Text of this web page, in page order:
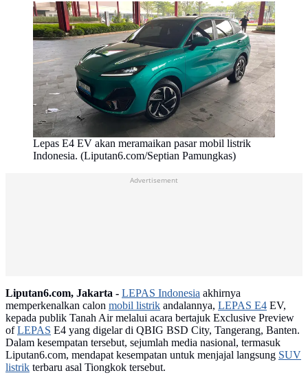
Lepas E4 EV akan meramaikan pasar mobil listrik
Indonesia. (Liputan6.com/Septian Pamungkas)
Advertisement
Liputan6.com, Jakarta - LEPAS Indonesia akhirnya
memperkenalkan calon mobil listrik andalannya, LEPAS E4 EV,
kepada publik Tanah Air melalui acara bertajuk Exclusive Preview
ofLEPAS E4 yang digelar di QBIG BSD City, Tangerang, Banten.
Dalam kesempatan tersebut, sejumlah media nasional, termasuk
Liputan6.com, mendapat kesempatan untuk menjajal langsung SUV
listrik terbaru asal Tiongkok tersebut.